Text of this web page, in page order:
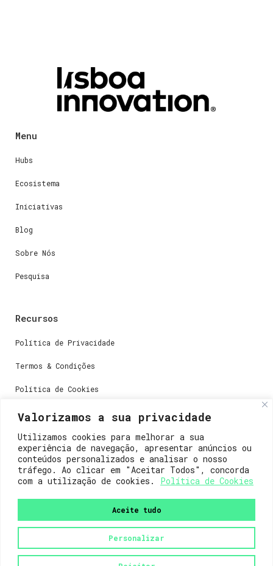
Valorizamos a sua privacidade
Utilizamos cookies para melhorar a sua
experiência de navegação, apresentar anúncios ou
conteúdos personalizados e analisar o nosso
tráfego. Ao clicar em "Aceitar Todos", concorda
com a utilização de cookies.
Política de Cookies
Personalizar
Aceite tudo
Menu
Hubs
Ecosistema
Iniciativas
Blog
Sobre Nós
Pesquisa
Recursos
Política de Privacidade
Termos & Condições
Política de Cookies
Contactos
Dúvidas ou perguntas envie-nos um e-mail para
weare@lisboainnovation.com
Dúvidas de registro ou suporte, envie um e-mail para
support@lisboainnovation.com